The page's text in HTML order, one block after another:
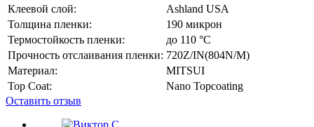
Клеевой слой:
Ashland USA
Толщина пленки:
190 микрон
Термостойкость пленки:
до 110 °C
Прочность отслаивания пленки: 720Z/IN(804N/M)
Материал:
MITSUI
Top Coat:
Nano Topcoating
Оставить отзыв